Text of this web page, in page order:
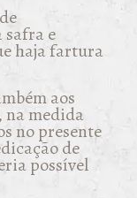
safra e
haja fartura
aos
na medida
no presente
de
possível